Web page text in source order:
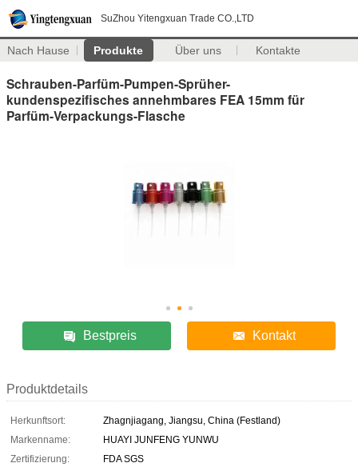
SuZhou Yitengxuan Trade CO.,LTD
Nach Hause Produkte Über uns Kontakte
Schrauben-Parfüm-Pumpen-Sprüher-
kundenspezifisches annehmbares FEA 15mm für
Parfüm-Verpackungs-Flasche
Bestpreis Kontakt
Produktdetails
Herkunftsort:
Zhagnjiagang, Jiangsu, China (Festland)
Markenname:
HUAYI JUNFENG YUNWU
Zertifizierung:
FDA SGS